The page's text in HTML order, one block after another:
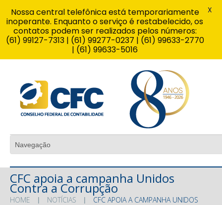
CFC apoia a campanha Unidos
Contra a Corrupção
HOME NOTÍCIAS
CFC APOIA A CAMPANHA UNIDOS
Nossa central telefônica está temporariamente
inoperante. Enquanto o serviço é restabelecido, os
contatos podem ser realizados pelos números:
(61) 99127-7313 | (61) 99277-0237 | (61) 99633-2770
| (61) 99633-5016
X